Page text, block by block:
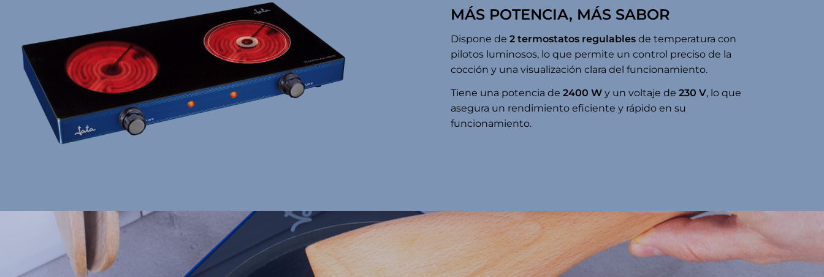
MÁS POTENCIA, MÁS SABOR
Dispone de2 termostatos regulables de temperatura con
pilotos luminosos, lo que permite un control preciso de la
cocción y una visualización clara del funcionamiento.
Tiene una potencia de2400 W y un voltaje de230 V, lo que
asegura un rendimiento eficiente y rápido en su
funcionamiento.